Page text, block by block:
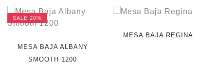
SALE 20%
MESA BAJA ALBANY
SMOOTH 1200
MESA BAJA REGINA